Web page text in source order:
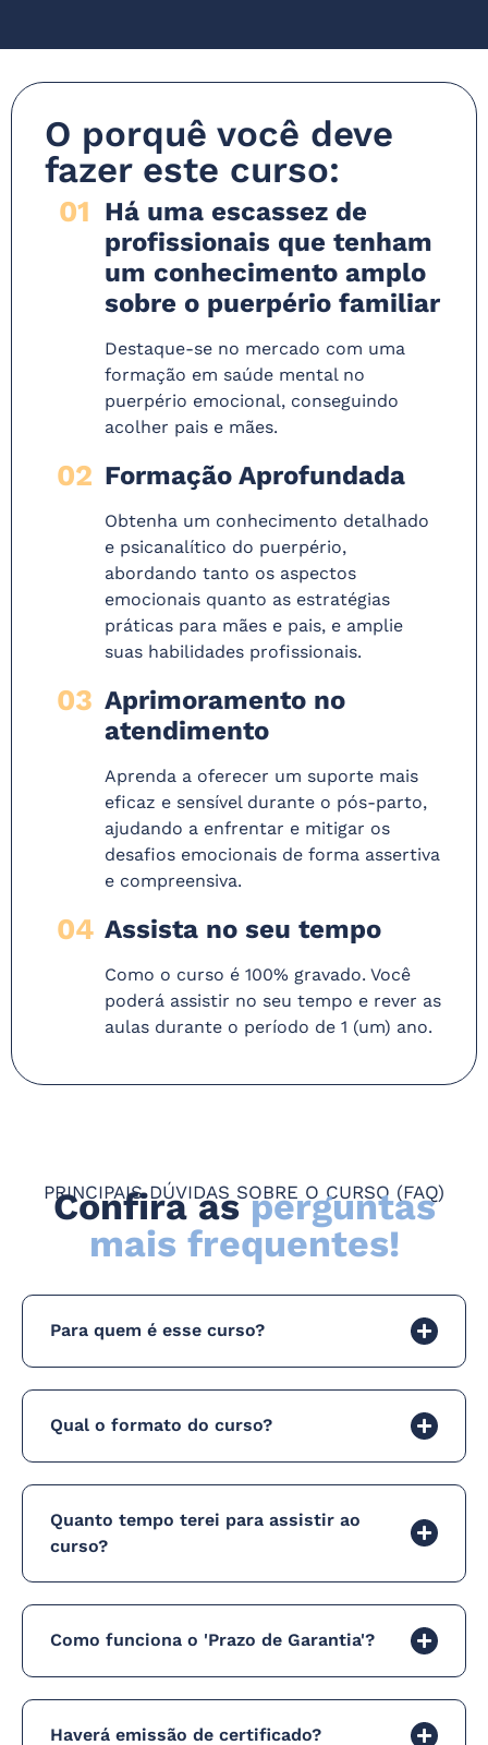
O porquê você deve
fazer este curso:
01 Há uma escassez de
profissionais que tenham
um conhecimento amplo
sobre o puerpério familiar
Destaque-se no mercado com uma
formação em saúde mental no
puerpério emocional, conseguindo
acolher pais e mães.
02 Formação Aprofundada
Obtenha um conhecimento detalhado
e psicanalítico do puerpério,
abordando tanto os aspectos
emocionais quanto as estratégias
práticas para mães e pais, e amplie
suas habilidades profissionais.
03 Aprimoramento no
atendimento
Aprenda a oferecer um suporte mais
eficaz e sensível durante o pós-parto,
ajudando a enfrentar e mitigar os
desafios emocionais de forma assertiva
e compreensiva.
04 Assista no seu tempo
Como o curso é 100% gravado. Você
poderá assistir no seu tempo e rever as
aulas durante o período de 1 (um) ano.
PRINCIPAIS DÚVIDAS SOBRE O CURSO (FAQ)
Confira asperguntas
mais frequentes!
Para quem é esse curso?
Qual o formato do curso?
Quanto tempo terei para assistir ao
curso?
Como funciona o 'Prazo de Garantia'?
Haverá emissão de certificado?